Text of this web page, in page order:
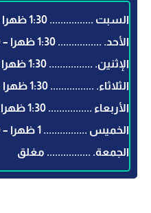
السبت ................ 1:30 ظهرا – 5:00 م
الأحد. ................ 1:30 ظهرا – 5:00 م
الإثنين. ................ 1:30 ظهرا – 5:00 م
الثلاثاء. ................ 1:30 ظهرا – 5:00 م
الأربعاء ................ 1:30 ظهرا – 5:00 م
الخميس ................ 1 ظهرا – 3:00 م
الجمعة. ................ مغلق